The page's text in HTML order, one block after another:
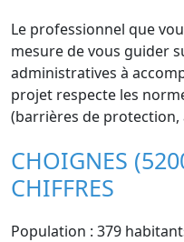
Le professionnel que
mesure de vous guider
administratives à
projet respecte les
(barrières de protection,
CHOIGNES
CHIFFRES
Population : 379